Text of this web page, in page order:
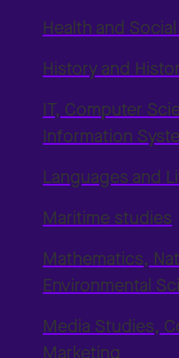
Health and
History and
IT, Computer
Information
Languages and
Maritime studies
Mathematics,
Environmental
Media Studies,
Marketing